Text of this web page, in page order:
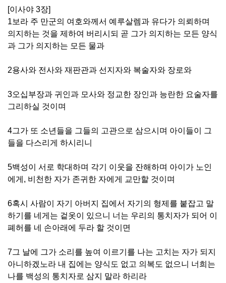
[이사야 3장]
1보라 주 만군의 여호와께서 예루살렘과 유다가 의뢰하며
의지하는 것을 제하여 버리시되 곧 그가 의지하는 모든 양식
과 그가 의지하는 모든 물과
2용사와 전사와 재판관과 선지자와 복술자와 장로와
3오십부장과 귀인과 모사와 정교한 장인과 능란한 요술자를
그리하실 것이며
4그가 또 소년들을 그들의 고관으로 삼으시며 아이들이 그
들을 다스리게 하시리니
5백성이 서로 학대하며 각기 이웃을 잔해하며 아이가 노인
에게, 비천한 자가 존귀한 자에게 교만할 것이며
6혹시 사람이 자기 아버지 집에서 자기의 형제를 붙잡고 말
하기를 네게는 겉옷이 있으니 너는 우리의 통치자가 되어 이
폐허를 네 손아래에 두라 할 것이면
7그 날에 그가 소리를 높여 이르기를 나는 고치는 자가 되지
아니하겠노라 내 집에는 양식도 없고 의복도 없으니 너희는
나를 백성의 통치자로 삼지 말라 하리라